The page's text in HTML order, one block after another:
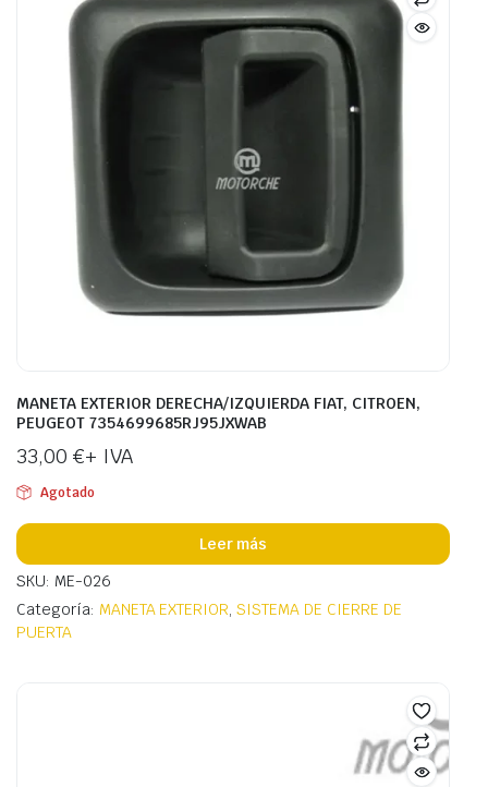
MANETA EXTERIOR DERECHA/IZQUIERDA FIAT, CITROEN,
PEUGEOT 7354699685RJ95JXWAB
33,00 €+ IVA
Agotado
Leer más
SKU: ME-026
Categoría: MANETA EXTERIOR,SISTEMA DE CIERRE DE
PUERTA